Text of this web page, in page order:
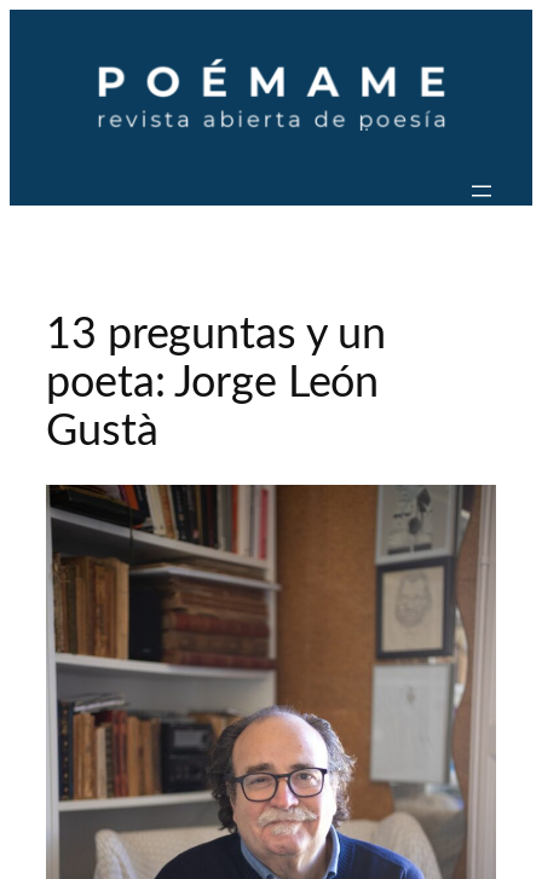
contenido
13 preguntas y un
poeta: Jorge León
Gustà